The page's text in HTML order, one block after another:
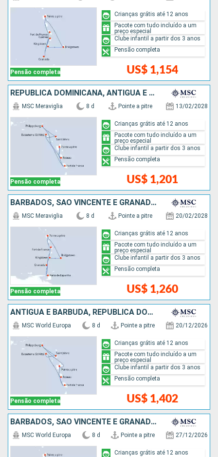
Pensão completa US$ 1,154
Crianças grátis até 12 anos
Pacote com tudo incluído a um
preço especial
Clube infantil a partir dos 3 anos
Pensão completa
REPUBLICA DOMINICANA, ANTIGUA E BARBUDA
Pensão completa
MSC Meraviglia 8 d Pointe a pitre 13/02/2028
US$ 1,201
Crianças grátis até 12 anos
Pacote com tudo incluído a um
preço especial
Clube infantil a partir dos 3 anos
Pensão completa
BARBADOS, SÃO VINCENTE E GRANADINAS, TRINIDADE E TOBAGO, GRENADA
Pensão completa
MSC Meraviglia 8 d Pointe a pitre 20/02/2028
US$ 1,260
Crianças grátis até 12 anos
Pacote com tudo incluído a um
preço especial
Clube infantil a partir dos 3 anos
Pensão completa
ANTIGUA E BARBUDA, REPUBLICA DOMINICANA
Pensão completa
MSC World Europa 8 d Pointe a pitre 20/12/2026
US$ 1,402
Crianças grátis até 12 anos
Pacote com tudo incluído a um
preço especial
Clube infantil a partir dos 3 anos
Pensão completa
BARBADOS, SÃO VINCENTE E GRANADINAS, GRENADA, SANTA LUCIA
MSC World Europa 8 d Pointe a pitre 27/12/2026
Crianças grátis até 12 anos